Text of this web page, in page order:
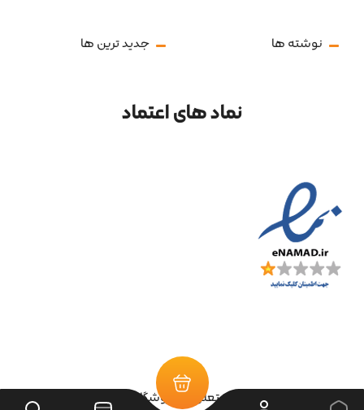
نوشته ها جدید ترین ها
نماد های اعتماد
تمامی حقوق سایت متعلق به فروشگاه سرای ابزار می‌باشد.